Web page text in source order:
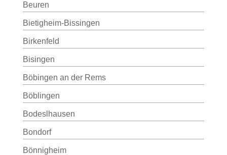
Beuren
Bietigheim-Bissingen
Birkenfeld
Bisingen
Böbingen an der Rems
Böblingen
Bodeslhausen
Bondorf
Bönnigheim